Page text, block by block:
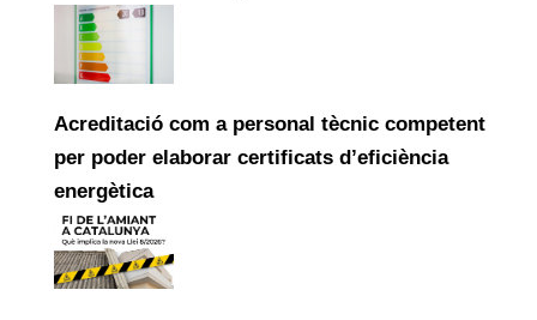
Acreditació com a personal tècnic competent
per poder elaborar certificats d’eficiència
energètica